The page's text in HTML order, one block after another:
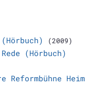
(2009)
(Hörbuch)
Heim